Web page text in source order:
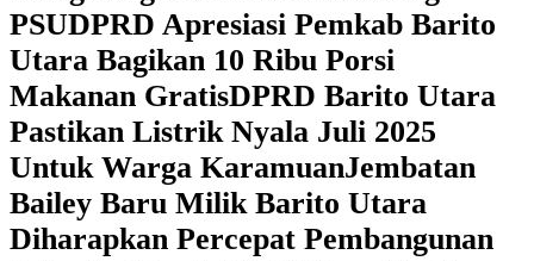
PSUDPRD Apresiasi Pemkab Barito
Utara Bagikan 10 Ribu Porsi
Makanan GratisDPRD Barito Utara
Pastikan Listrik Nyala Juli 2025
Untuk Warga KaramuanJembatan
Bailey Baru Milik Barito Utara
Diharapkan Percepat Pembangunan